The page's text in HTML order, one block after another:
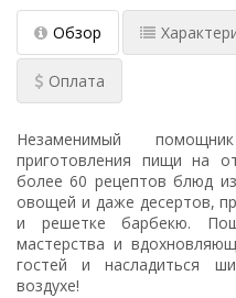
Обзор
Оплата
Незаменимый
приготовления пищи на
более 60 рецептов блюд
овощей и даже десертов,
и решетке барбекю.
мастерства и
гостей и насладиться
воздухе!